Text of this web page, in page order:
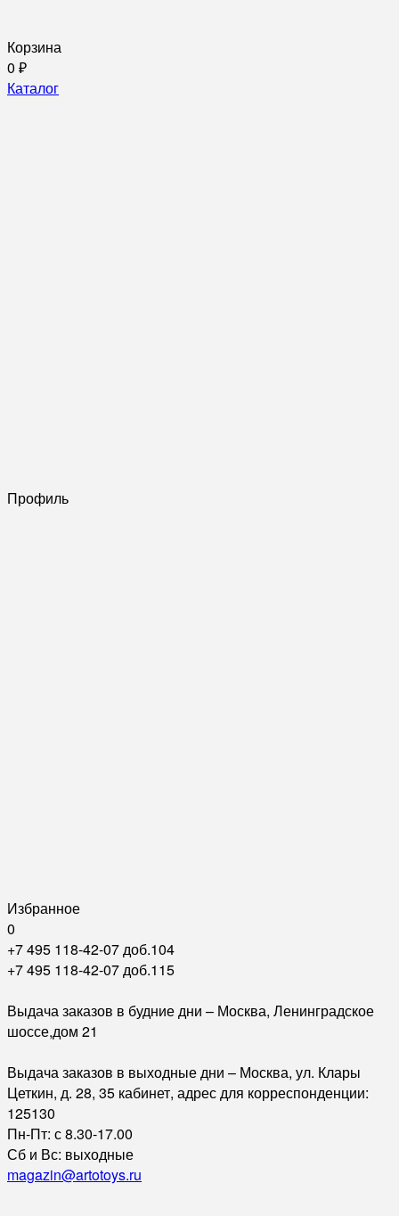
Корзина
0 ₽
Каталог
Профиль
Избранное
0
+7 495 118-42-07 доб.104
+7 495 118-42-07 доб.115
Выдача заказов в будние дни – Москва, Ленинградское
шоссе,дом 21
Выдача заказов в выходные дни – Москва, ул. Клары
Цеткин, д. 28, 35 кабинет, адрес для корреспонденции:
125130
Пн-Пт: с 8.30-17.00
Сб и Вс: выходные
magazin@artotoys.ru